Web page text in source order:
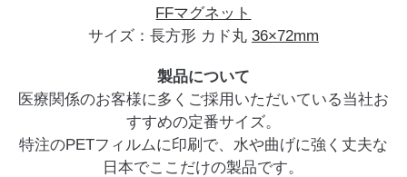
FFマグネット
サイズ：長方形 カド丸 36×72mm
製品について
医療関係のお客様に多くご採用いただいている当社お
すすめの定番サイズ。
特注のPETフィルムに印刷で、水や曲げに強く丈夫な
日本でここだけの製品です。